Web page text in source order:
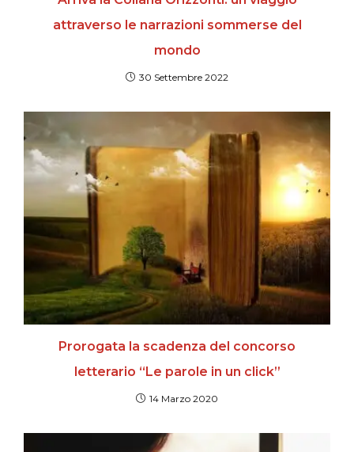
attraverso le narrazioni sommerse del
mondo
30 Settembre 2022
Prorogata la scadenza del concorso
letterario “Le parole in un click”
14 Marzo 2020